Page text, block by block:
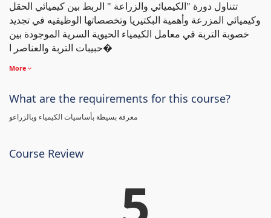
تتناول دورة "الكيميائي والزراعة " الربط بين كيميائي الحقل
وكيميائي المزرعة وأهمية البكتيريا وتخصصاتها الوظيفيه في تجديد
خصوبة التربة في معامل الكيمياء الحيوية السرية الموجودة بين
حبيبات التربة والعناصر ا�
More
What are the requirements for this course?
معرفة بسيطة بأساسيات الكيمياء وبالزراعو
Course Review